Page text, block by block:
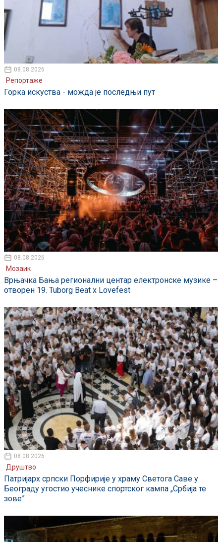
08.08.2026
Репортаже
Горка искуства - можда је последњи пут
08.08.2026
Мозаик
Врњачка Бања регионални центар електронске музике –
отворен 19. Tuborg Beat x Lovefest
08.08.2026
Друштво
Патријарх српски Порфирије у храму Светога Саве у
Београду угостио учеснике спортског кампа „Србија те
зове”